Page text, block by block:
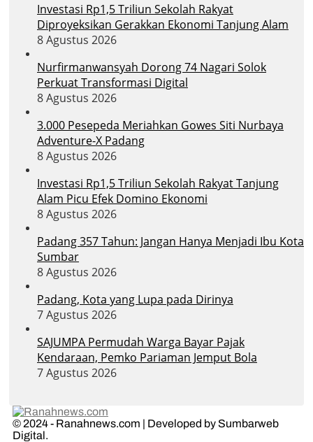
Investasi Rp1,5 Triliun Sekolah Rakyat
Diproyeksikan Gerakkan Ekonomi Tanjung Alam
8 Agustus 2026
Nurfirmanwansyah Dorong 74 Nagari Solok
Perkuat Transformasi Digital
8 Agustus 2026
3.000 Pesepeda Meriahkan Gowes Siti Nurbaya
Adventure-X Padang
8 Agustus 2026
Investasi Rp1,5 Triliun Sekolah Rakyat Tanjung
Alam Picu Efek Domino Ekonomi
8 Agustus 2026
Padang 357 Tahun: Jangan Hanya Menjadi Ibu Kota
Sumbar
8 Agustus 2026
Padang, Kota yang Lupa pada Dirinya
7 Agustus 2026
SAJUMPA Permudah Warga Bayar Pajak
Kendaraan, Pemko Pariaman Jemput Bola
7 Agustus 2026
© 2024 - Ranahnews.com | Developed by Sumbarweb
Digital.